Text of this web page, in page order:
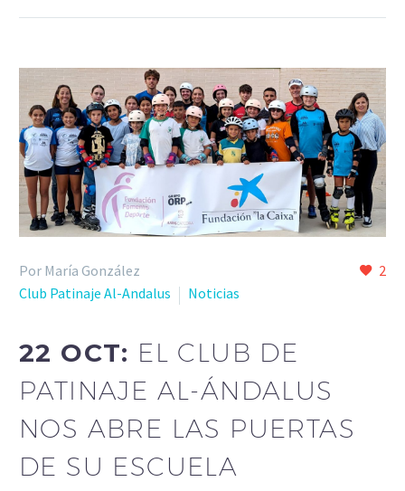
2
Por María González
Club Patinaje Al-Andalus
Noticias
22 OCT: EL CLUB DE
PATINAJE AL-ÁNDALUS
NOS ABRE LAS PUERTAS
DE SU ESCUELA